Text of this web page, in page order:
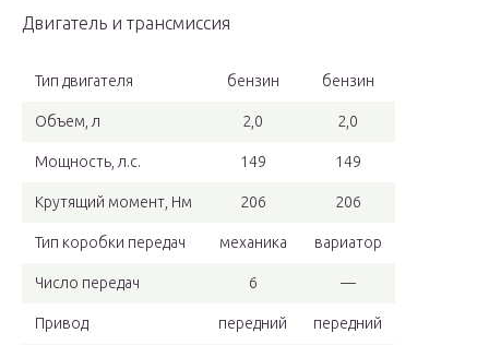
Двигатель и трансмиссия
Тип двигателя бензин бензин
Объем, л 2,0 2,0
Мощность, л.с. 149 149
Крутящий момент, Нм 206 206
Тип коробки передач механика вариатор
Число передач 6 —
Привод передний передний